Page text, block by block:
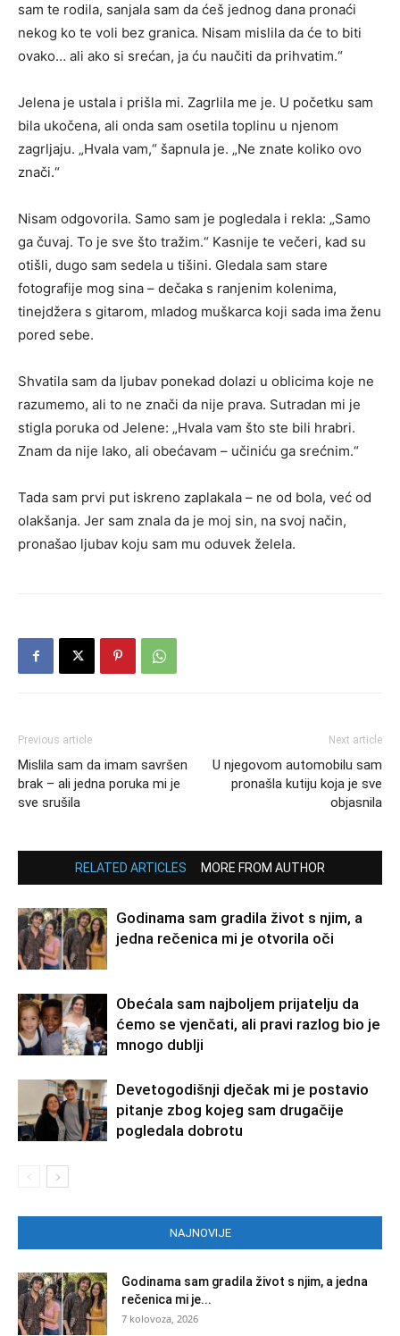
sam te rodila, sanjala sam da ćeš jednog dana pronaći
nekog ko te voli bez granica. Nisam mislila da će to biti
ovako… ali ako si srećan, ja ću naučiti da prihvatim.“
Jelena je ustala i prišla mi. Zagrlila me je. U početku sam
bila ukočena, ali onda sam osetila toplinu u njenom
zagrljaju. „Hvala vam,“ šapnula je. „Ne znate koliko ovo
znači.“
Nisam odgovorila. Samo sam je pogledala i rekla: „Samo
ga čuvaj. To je sve što tražim.“ Kasnije te večeri, kad su
otišli, dugo sam sedela u tišini. Gledala sam stare
fotografije mog sina – dečaka s ranjenim kolenima,
tinejdžera s gitarom, mladog muškarca koji sada ima ženu
pored sebe.
Shvatila sam da ljubav ponekad dolazi u oblicima koje ne
razumemo, ali to ne znači da nije prava. Sutradan mi je
stigla poruka od Jelene: „Hvala vam što ste bili hrabri.
Znam da nije lako, ali obećavam – učiniću ga srećnim.“
Tada sam prvi put iskreno zaplakala – ne od bola, već od
olakšanja. Jer sam znala da je moj sin, na svoj način,
pronašao ljubav koju sam mu oduvek želela.
Previous article
Mislila sam da imam savršen
brak – ali jedna poruka mi je
sve srušila
Next article
U njegovom automobilu sam
pronašla kutiju koja je sve
objasnila
RELATED ARTICLES MORE FROM AUTHOR
Godinama sam gradila život s njim, a
jedna rečenica mi je otvorila oči
Obećala sam najboljem prijatelju da
ćemo se vjenčati, ali pravi razlog bio je
mnogo dublji
Devetogodišnji dječak mi je postavio
pitanje zbog kojeg sam drugačije
pogledala dobrotu
NAJNOVIJE
Godinama sam gradila život s njim, a jedna
rečenica mi je...
7 kolovoza, 2026